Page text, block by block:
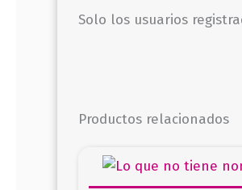
Solo los usuarios
Productos relacionados